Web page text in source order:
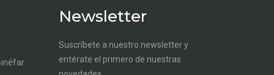
Newsletter
Suscríbete a nuestro newsletter y
entérate el primero de nuestras